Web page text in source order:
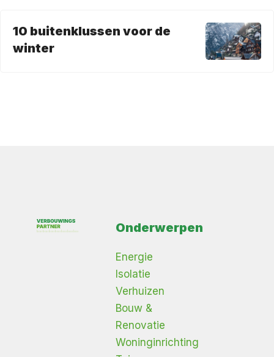
10 buitenklussen voor de
winter
Onderwerpen
Energie
Isolatie
Verhuizen
Bouw &
Renovatie
Woninginrichting